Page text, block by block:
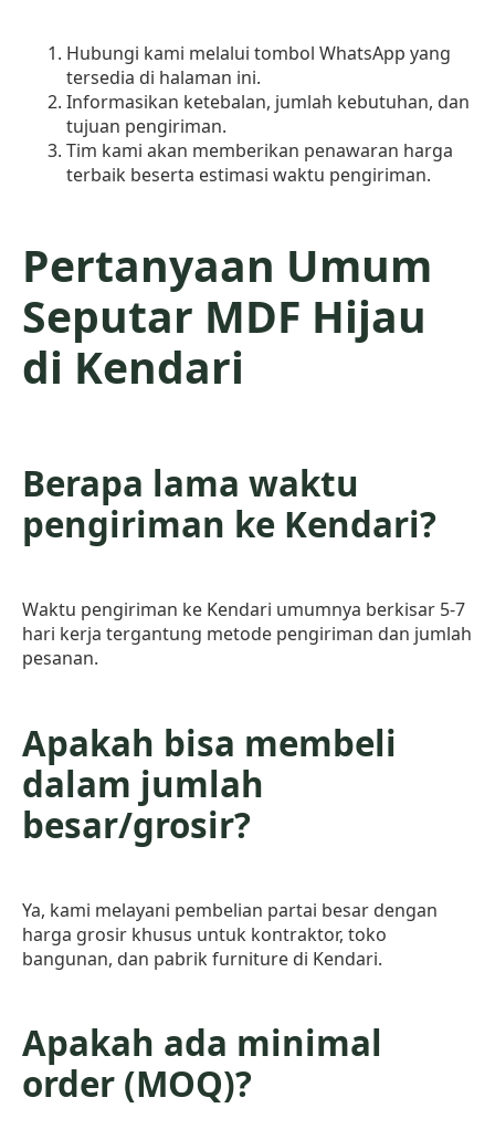
Hubungi kami melalui tombol WhatsApp yang
tersedia di halaman ini.
Informasikan ketebalan, jumlah kebutuhan, dan
tujuan pengiriman.
Tim kami akan memberikan penawaran harga
terbaik beserta estimasi waktu pengiriman.
Pertanyaan Umum
Seputar MDF Hijau
di Kendari
Berapa lama waktu
pengiriman ke Kendari?
Waktu pengiriman ke Kendari umumnya berkisar 5-7
hari kerja tergantung metode pengiriman dan jumlah
pesanan.
Apakah bisa membeli
dalam jumlah
besar/grosir?
Ya, kami melayani pembelian partai besar dengan
harga grosir khusus untuk kontraktor, toko
bangunan, dan pabrik furniture di Kendari.
Apakah ada minimal
order (MOQ)?